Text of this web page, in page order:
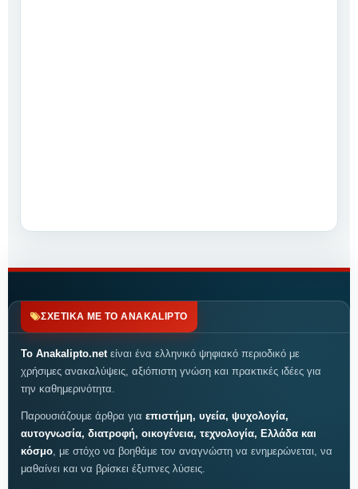
ΣΧΕΤΙΚΑ ΜΕ ΤΟ ANAKALIPTO
Το Anakalipto.netείναι ένα ελληνικό ψηφιακό περιοδικό με
χρήσιμες ανακαλύψεις, αξιόπιστη γνώση και πρακτικές ιδέες για
την καθημερινότητα.
Παρουσιάζουμε άρθρα για επιστήμη, υγεία, ψυχολογία,
αυτογνωσία, διατροφή, οικογένεια, τεχνολογία, Ελλάδα και
κόσμο, με στόχο να βοηθάμε τον αναγνώστη να ενημερώνεται, να
μαθαίνει και να βρίσκει έξυπνες λύσεις.